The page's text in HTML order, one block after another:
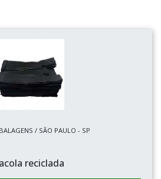
/ SÃO PAULO - SP
reciclada